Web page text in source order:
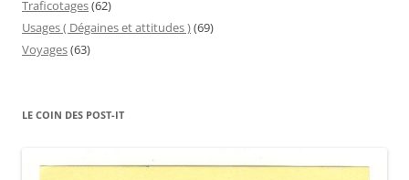
Traficotages(62)
Usages ( Dégaines et attitudes )(69)
Voyages(63)
LE COIN DES POST-IT